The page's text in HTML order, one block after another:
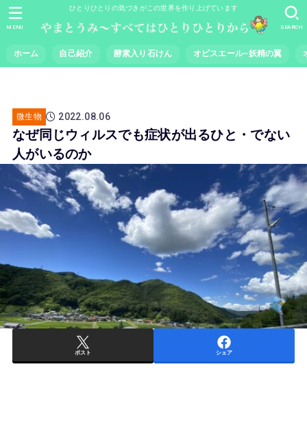
ひとりひとりの気づきがこの世界を作り上げています
ホーム 自己紹介 酵素入り石けん オピスエール~妖精の翼
SEARCH
MENU
微生物 2022.08.06
なぜ同じウィルスでも症状が出るひと・でない
人がいるのか
ポスト シェア